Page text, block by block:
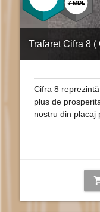
Trafaret Cifra 8 (
7 MDL
Cifra 8
plus de
nostru din placaj